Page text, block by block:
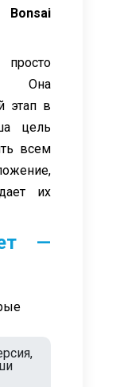
Bonsai
Она
этап в
цель
всем
их
—